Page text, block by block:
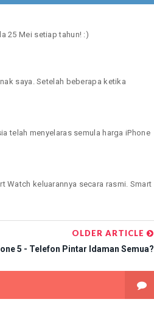
25 Mei setiap tahun! :)
saya. Setelah beberapa ketika
telah menyelaras semula harga iPhone
Watch keluarannya secara rasmi. Smart
OLDER ARTICLE
5 - Telefon Pintar Idaman Semua?